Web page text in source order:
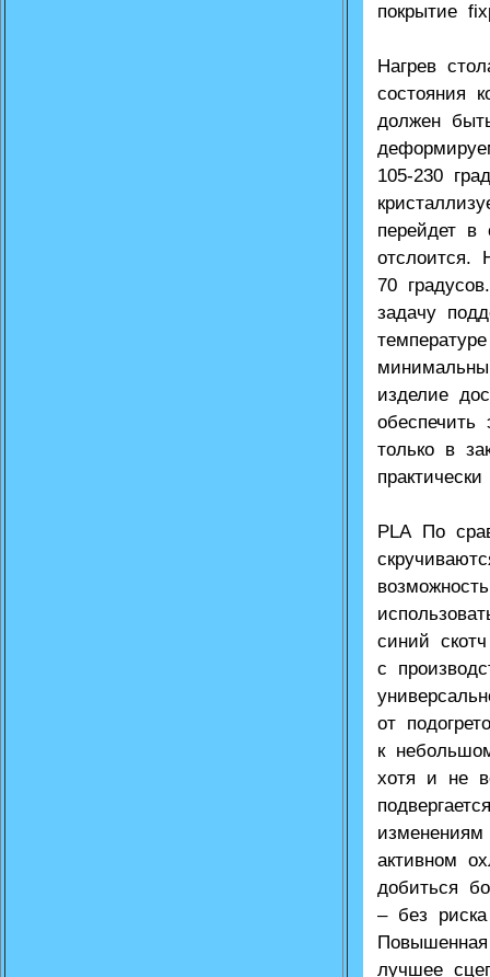
покрытие
Нагрев
состояния
должен
105-230
перейдет в
отслоится.
70
задачу
изделие
только в
PLA По
синий
с
от
к
хотя и не
активном
добиться
– без
лучшее